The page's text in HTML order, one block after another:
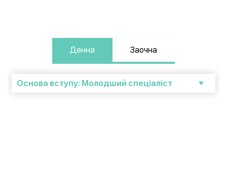
Денна Заочна
Основа вступу: Молодший спеціаліст